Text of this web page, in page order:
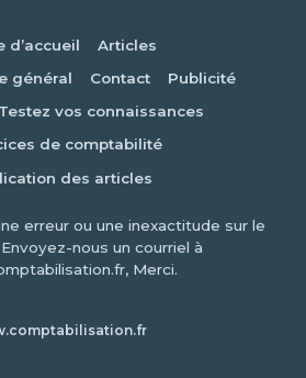
d’accueil
Articles
général
Contact
Publicité
Testez vos connaissances
de comptabilité
des articles
erreur ou une inexactitude sur le
nous un courriel à
Merci.